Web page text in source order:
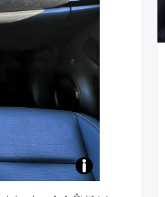
Toyota